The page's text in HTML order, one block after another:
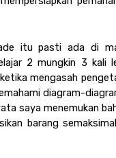
itu pasti ada di
2 mungkin 3 kali
mengasah
diagram-
barang